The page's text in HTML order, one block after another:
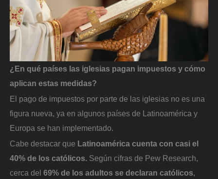
¿En qué países las iglesias pagan impuestos y cómo
aplican estas medidas?
El pago de impuestos por parte de las iglesias no es una
figura nueva, ya en algunos países de Latinoamérica y
Europa se han implementado.
Cabe destacar que Latinoamérica cuenta con casi el
40% de los católicos. Según cifras de Pew Research,
cerca del 69% de los adultos se declaran católicos